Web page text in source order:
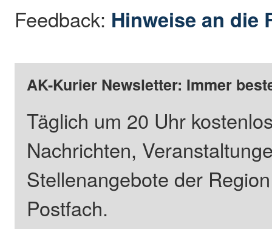
Feedback: Hinweise an die
AK-Kurier Newsletter: Immer
Täglich um 20 Uhr
Nachrichten,
Stellenangebote der
Postfach.